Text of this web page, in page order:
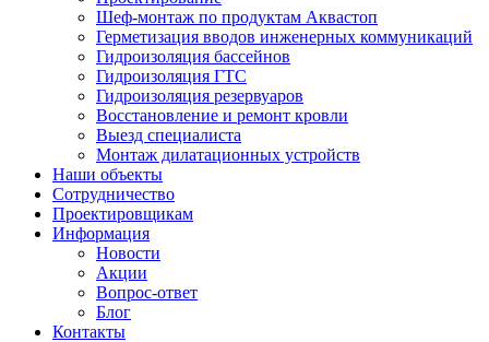
Шеф-монтаж по продуктам Аквастоп
Герметизация вводов инженерных коммуникаций
Гидроизоляция бассейнов
Гидроизоляция ГТС
Гидроизоляция резервуаров
Восстановление и ремонт кровли
Выезд специалиста
Монтаж дилатационных устройств
Наши объекты
Сотрудничество
Проектировщикам
Информация
Новости
Акции
Вопрос-ответ
Блог
Контакты